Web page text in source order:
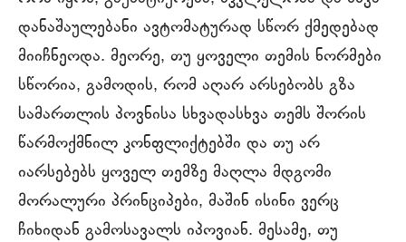
დანაშაულებანი ავტომატურად სწორ ქმედებად
მიიჩნეოდა. მეორე, თუ ყოველი თემის ნორმები
სწორია, გამოდის, რომ აღარ არსებობს გზა
სამართლის პოვნისა სხვადასხვა თემს შორის
წარმოქმნილ კონფლიქტებში და თუ არ
იარსებებს ყოველ თემზე მაღლა მდგომი
მორალური პრინციპები, მაშინ ისინი ვერც
ჩიხიდან გამოსავალს იპოვიან. მესამე, თუ